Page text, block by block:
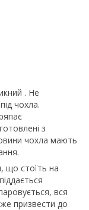
. Не
чохла.
з
чохла мають
що стоїть на
вся
призвести до